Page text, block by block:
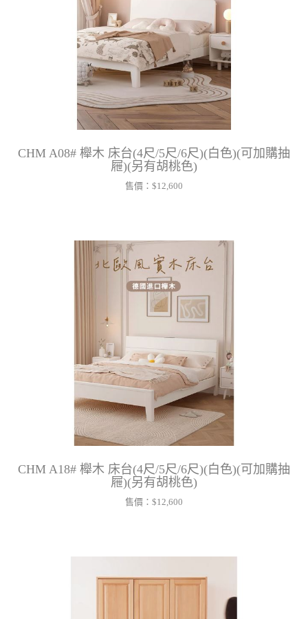
CHM A08# 櫸木 床台(4尺/5尺/6尺)(白色)(可加購抽
屜)(另有胡桃色)
售價： $12,600
CHM A18# 櫸木 床台(4尺/5尺/6尺)(白色)(可加購抽
屜)(另有胡桃色)
售價： $12,600